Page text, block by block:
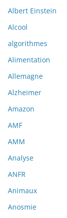
Albert Einstein
Alcool
algorithmes
Alimentation
Allemagne
Alzheimer
Amazon
AMF
AMM
Analyse
ANFR
Animaux
Anosmie